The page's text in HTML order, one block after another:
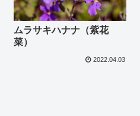
ムラサキハナナ（紫花
菜）
2022.04.03